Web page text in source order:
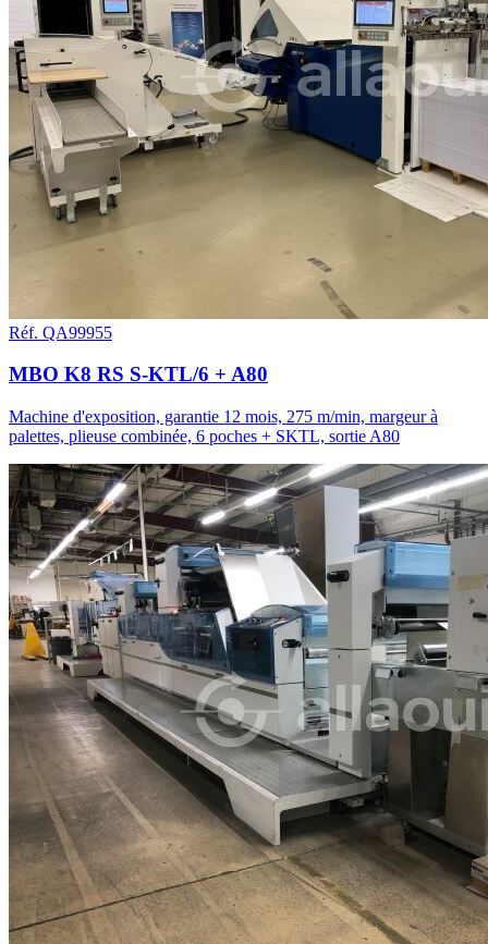
Réf. QA99955
MBO K8 RS S-KTL/6 + A80
Machine d'exposition, garantie 12 mois, 275 m/min, margeur à
palettes, plieuse combinée, 6 poches + SKTL, sortie A80